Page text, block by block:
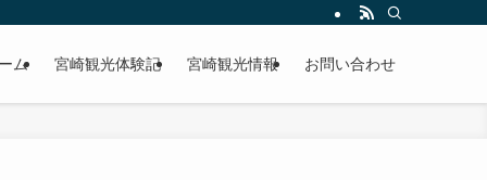
ム 宮崎観光体験記 宮崎観光情報 お問い合わせ